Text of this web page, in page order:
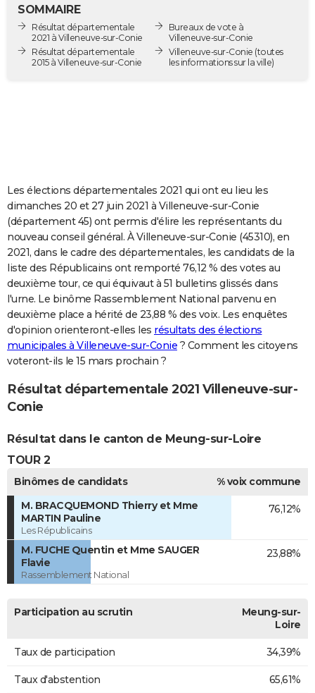
Destinations
City break
Voyage nature
Voyage de noces
Forum
Climat
GUIDES D'ACHAT
COPAINS D'AVANT
AVIS DE DÉCÈS
Bricolage
Lifestyle
Culture
Sport
Auto
Television
Voyage
Cinema
SOMMAIRE
Résultat départementale
2021 à Villeneuve-sur-Conie
Résultat départementale
2015 à Villeneuve-sur-Conie
Bureaux de vote à
Villeneuve-sur-Conie
Villeneuve-sur-Conie (toutes
les informations sur la ville)
Les élections départementales 2021 qui ont eu lieu les
dimanches 20 et 27 juin 2021 à Villeneuve-sur-Conie
(département 45) ont permis d'élire les représentants du
nouveau conseil général. À Villeneuve-sur-Conie (45310), en
2021, dans le cadre des départementales, les candidats de la
liste des Républicains ont remporté 76,12 % des votes au
deuxième tour, ce qui équivaut à 51 bulletins glissés dans
l'urne. Le binôme Rassemblement National parvenu en
deuxième place a hérité de 23,88 % des voix. Les enquêtes
d'opinion orienteront-elles les résultats des élections
municipales à Villeneuve-sur-Conie ? Comment les citoyens
voteront-ils le 15 mars prochain ?
Résultat départementale 2021 Villeneuve-sur-
Conie
Résultat dans le canton de Meung-sur-Loire
TOUR 2
Binômes de candidats
% voix commune
M. BRACQUEMOND Thierry et Mme
MARTIN Pauline
Les Républicains
76,12%
M. FUCHE Quentin et Mme SAUGER
Flavie
Rassemblement National
23,88%
Participation au scrutin
Meung-sur-
Loire
Taux de participation 34,39%
Taux d'abstention 65,61%